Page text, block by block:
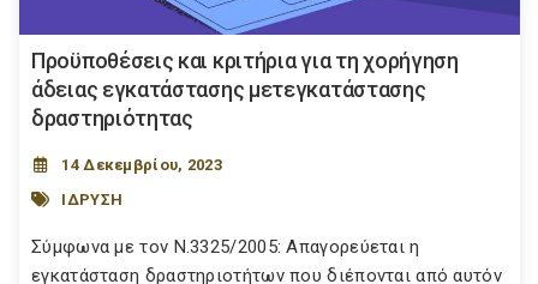
Προϋποθέσεις και κριτήρια για τη χορήγηση
άδειας εγκατάστασης μετεγκατάστασης
δραστηριότητας
14 Δεκεμβρίου, 2023
ΙΔΡΥΣΗ
Σύμφωνα με τον Ν.3325/2005: Απαγορεύεται η
εγκατάσταση δραστηριοτήτων που διέπονται από αυτόν